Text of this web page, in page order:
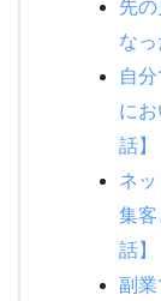
先
なっ
自
に
話】
ネ
集
話】
副業